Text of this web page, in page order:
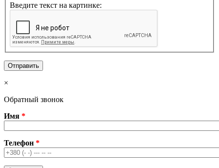
Введите текст на картинке:
×
Обратный звонок
Имя *
Телефон *